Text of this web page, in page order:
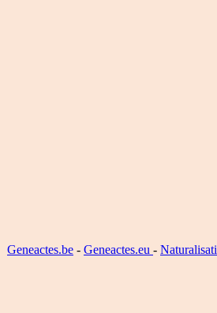
Geneactes.be - Geneactes.eu -